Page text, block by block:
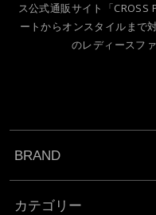
ス公式通販サイト「CROSS
ートからオンスタイルまで
のレディースフ
BRAND
カテゴリー